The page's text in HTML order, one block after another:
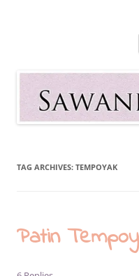
All In One Family
TAG ARCHIVES: TEMPOYAK
Patin